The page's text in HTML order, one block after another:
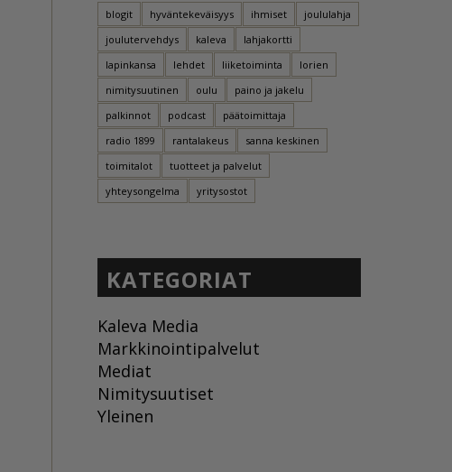
blogit hyväntekeväisyys ihmiset
joululahja
joulutervehdys
kaleva
lahjakortti
lapinkansa
lehdet liiketoiminta
lorien
nimitysuutinen
oulu
paino ja jakelu
palkinnot
podcast
päätoimittaja
radio 1899
rantalakeus
sanna keskinen
toimitalot
tuotteet ja palvelut
yhteysongelma
yritysostot
KATEGORIAT
Kaleva Media
Markkinointipalvelut
Mediat
Nimitysuutiset
Yleinen